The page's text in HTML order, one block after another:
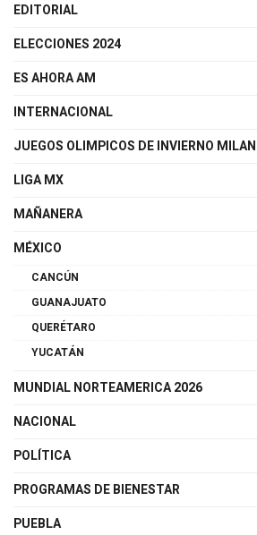
EDITORIAL
ELECCIONES 2024
ES AHORA AM
INTERNACIONAL
JUEGOS OLIMPICOS DE INVIERNO
LIGA MX
MAÑANERA
MÉXICO
CANCÚN
GUANAJUATO
QUERÉTARO
YUCATÁN
MUNDIAL NORTEAMERICA 2026
NACIONAL
POLÍTICA
PROGRAMAS DE BIENESTAR
PUEBLA